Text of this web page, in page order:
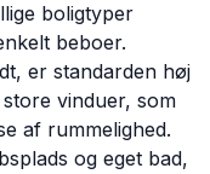
boligtyper
beboer.
er standarden høj
vinduer, som
af rummelighed.
og eget bad,